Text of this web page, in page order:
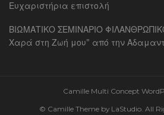
Ευχαριστήρια επιστολή
ΒΙΩΜΑΤΙΚΟ ΣΕΜΙΝΑΡΙΟ
Χαρά στη Ζωή μου” από την
Camille Multi Concept
© Camille Theme by LaStudio. All